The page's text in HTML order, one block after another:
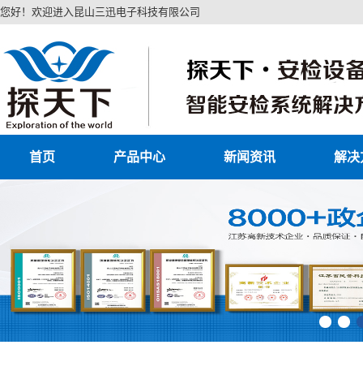
您好！欢迎进入昆山三迅电子科技有限公司
首页 产品中心 新闻资讯 解决